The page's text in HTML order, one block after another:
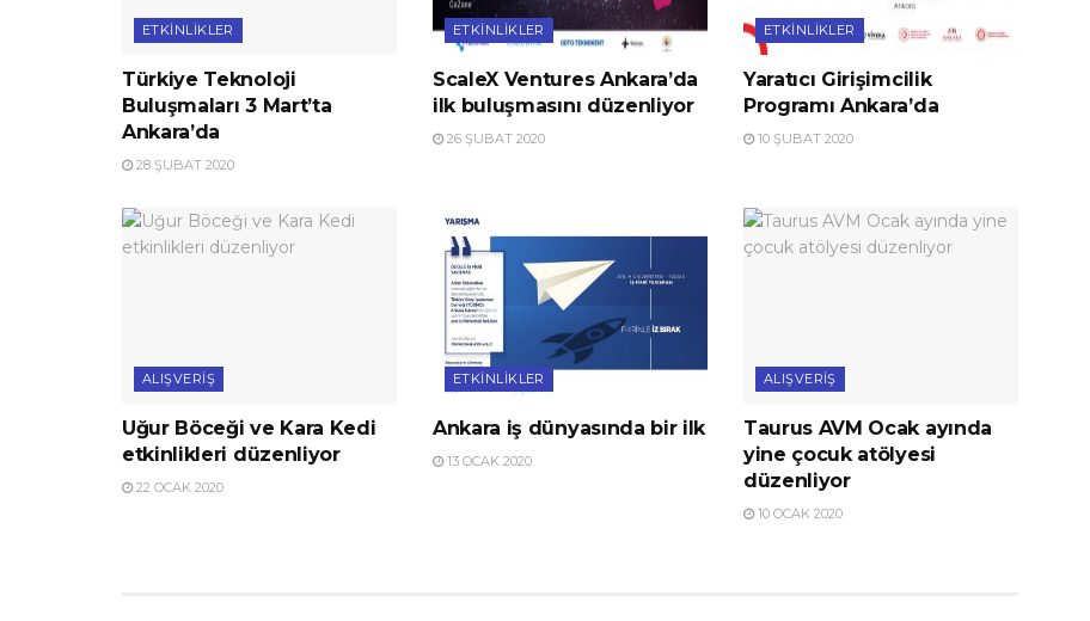
ETKINLIKLER
Türkiye Teknoloji
Buluşmaları 3 Mart’ta
Ankara’da
28 ŞUBAT 2020
ETKINLIKLER
ScaleX Ventures Ankara’da
ilk buluşmasını düzenliyor
26 ŞUBAT 2020
ETKINLIKLER
Yaratıcı Girişimcilik
Programı Ankara’da
10 ŞUBAT 2020
ALIŞVERIŞ
Uğur Böceği ve Kara Kedi
etkinlikleri düzenliyor
22 OCAK 2020
ETKINLIKLER
Ankara iş dünyasında bir ilk
13 OCAK 2020
ALIŞVERIŞ
Taurus AVM Ocak ayında
yine çocuk atölyesi
düzenliyor
10 OCAK 2020